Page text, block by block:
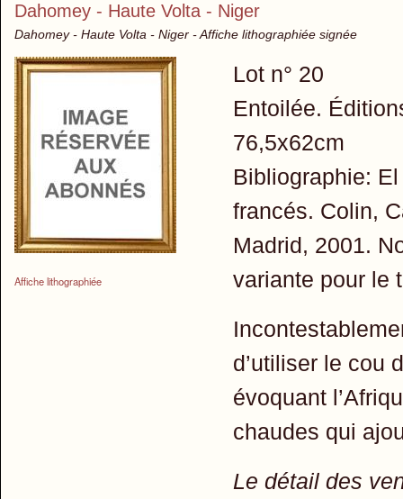
Dahomey - Haute Volta - Niger
Dahomey - Haute Volta - Niger - Affiche lithographiée signée
Affiche lithographiée
Lot n° 20
Entoilée.
76,5x62cm
Bibliographie:
francés. Colin,
Madrid, 2001.
variante pour le
d’utiliser le cou
évoquant
chaudes qui
Le détail des